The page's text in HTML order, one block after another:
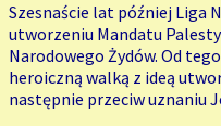
Szesnaście lat później Liga
utworzeniu Mandatu
Narodowego Żydów. Od
heroiczną walką z ideą
następnie przeciw uznaniu